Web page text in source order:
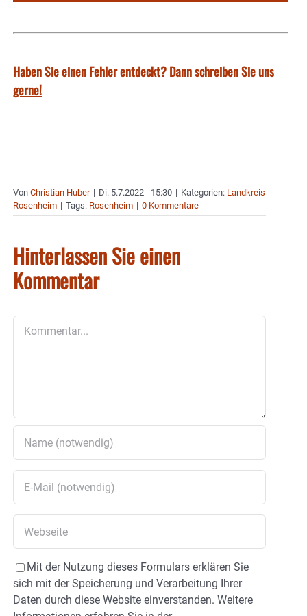
Haben Sie einen Fehler entdeckt? Dann schreiben Sie uns
gerne!
Von Christian Huber | Di. 5.7.2022 - 15:30 | Kategorien: Landkreis
Rosenheim | Tags: Rosenheim | 0 Kommentare
Hinterlassen Sie einen
Kommentar
Mit der Nutzung dieses Formulars erklären Sie
sich mit der Speicherung und Verarbeitung Ihrer
Daten durch diese Website einverstanden. Weitere